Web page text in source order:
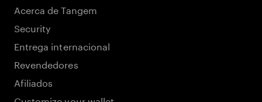
Acerca de Tangem
Security
Entrega internacional
Revendedores
Afiliados